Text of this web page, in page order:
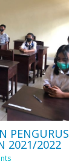
PENGURUS
2021/2022